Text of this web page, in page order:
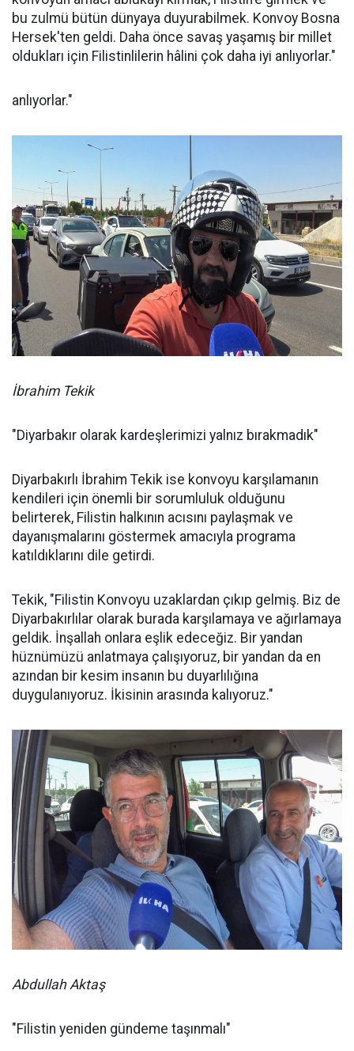
bu zulmü bütün dünyaya duyurabilmek. Konvoy Bosna
Hersek'ten geldi. Daha önce savaş yaşamış bir millet
oldukları için Filistinlilerin hâlini çok daha iyi anlıyorlar."
anlıyorlar."
İbrahim Tekik
"Diyarbakır olarak kardeşlerimizi yalnız bırakmadık"
Diyarbakırlı İbrahim Tekik ise konvoyu karşılamanın
kendileri için önemli bir sorumluluk olduğunu
belirterek, Filistin halkının acısını paylaşmak ve
dayanışmalarını göstermek amacıyla programa
katıldıklarını dile getirdi.
Tekik, "Filistin Konvoyu uzaklardan çıkıp gelmiş. Biz de
Diyarbakırlılar olarak burada karşılamaya ve ağırlamaya
geldik. İnşallah onlara eşlik edeceğiz. Bir yandan
hüznümüzü anlatmaya çalışıyoruz, bir yandan da en
azından bir kesim insanın bu duyarlılığına
duygulanıyoruz. İkisinin arasında kalıyoruz."
Abdullah Aktaş
"Filistin yeniden gündeme taşınmalı"